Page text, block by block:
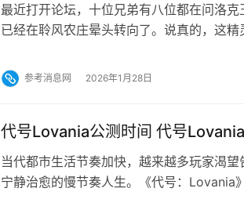
最近打开论坛，十位兄弟有八位都在问洛
已经在聆风农庄晕头转向了。说真的，这
花魁蜂后，颜值战力双开花，推图打boss
到嘴边，位置、捕获方法、进化路线全给你
参考消息网 2026年1月28日
代号Lovania公测时间 代号
当代都市生活节奏加快，越来越多玩家渴
宁静治愈的慢节奏人生。《代号：Lovania